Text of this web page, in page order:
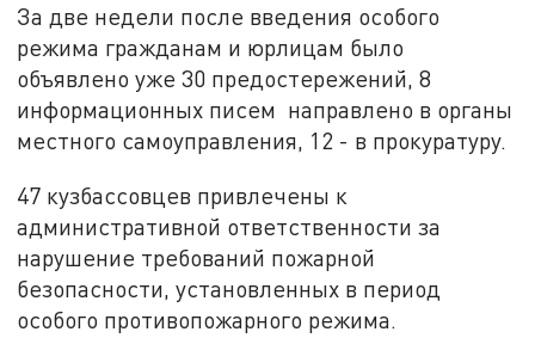
За две недели после введения особого
режима гражданам и юрлицам было
объявлено уже 30 предостережений, 8
информационных писем направлено в органы
местного самоуправления, 12 - в прокуратуру.
47 кузбассовцев привлечены к
административной ответственности за
нарушение требований пожарной
безопасности, установленных в период
особого противопожарного режима.